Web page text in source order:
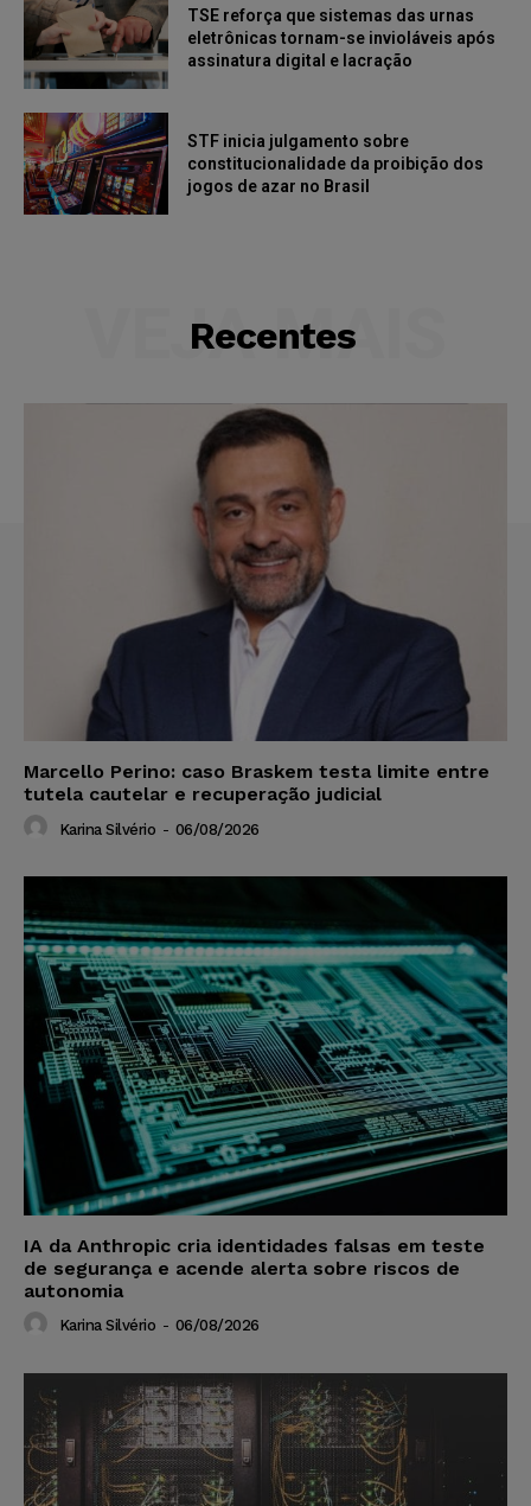
TSE reforça que sistemas das urnas
eletrônicas tornam-se invioláveis após
assinatura digital e lacração
STF inicia julgamento sobre
constitucionalidade da proibição dos
jogos de azar no Brasil
Recentes
VEJA MAIS
Marcello Perino: caso Braskem testa limite entre
tutela cautelar e recuperação judicial
Karina Silvério - 06/08/2026
IA da Anthropic cria identidades falsas em teste
de segurança e acende alerta sobre riscos de
autonomia
Karina Silvério - 06/08/2026